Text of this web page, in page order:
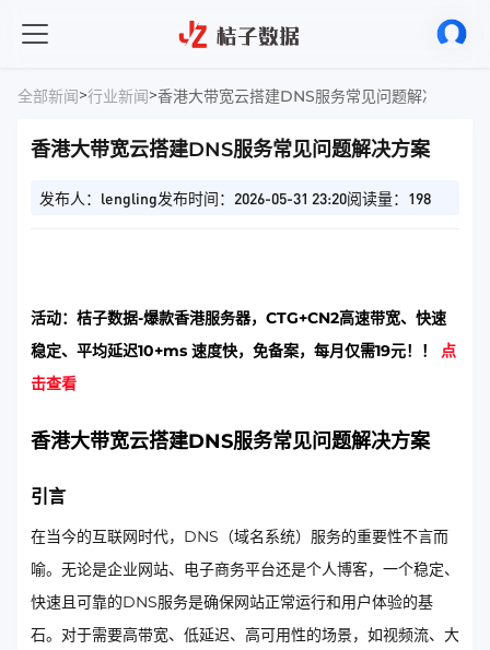
全部新闻>行业新闻>香港大带宽云搭建DNS服务常见问题解决方案
香港大带宽云搭建DNS服务常见问题解决方案
发布人：lengling发布时间：2026-05-31 23:20阅读量：198
活动：桔子数据-爆款香港服务器，CTG+CN2高速带宽、快速
稳定、平均延迟10+ms 速度快，免备案，每月仅需19元！！ 点
击查看
香港大带宽云搭建DNS服务常见问题解决方案
引言
在当今的互联网时代，DNS（域名系统）服务的重要性不言而
喻。无论是企业网站、电子商务平台还是个人博客，一个稳定、
快速且可靠的DNS服务是确保网站正常运行和用户体验的基
石。对于需要高带宽、低延迟、高可用性的场景，如视频流、大